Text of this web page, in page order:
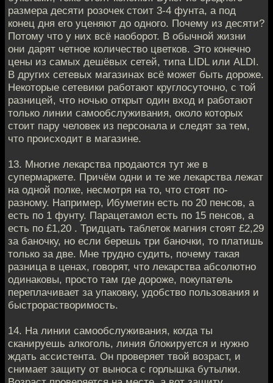
размера десяти розочек стоит 3-4 фунта, а под
конец дня его уценяют до одного. Почему из десяти?
Потому что у них всё наоборот. В обычной жизни
они дарят четное количество цветков. Это конечно
цены из самых дешёвых сетей, типа LIDL или ALDI.
В других сетевых магазинах всё может быть дороже.
Некоторые сетевики работают круглосуточно, с той
разницей, что ночью открыт один вход и работают
только линии самообслуживания, около которых
стоит пару человек из персонала и следят за тем,
что происходит в магазине.
13. Многие лекарства продаются тут же в
супермаркете. Причём одни и те же лекарства лежат
на одной полке, несмотря на то, что стоят по-
разному. Например, Ибуметин есть по 20 пенсов, а
есть по 1 фунту. Парацетамол есть по 15 пенсов, а
есть по £1,20 . Тридцать таблеток магния стоят £2,29
за баночку, но если берешь три баночки, то платишь
только за две. Мне трудно судить, почему такая
разница в ценах, говорят, что лекарства абсолютно
одинаковы, просто там где дороже, покупатель
переплачивает за упаковку, удобство пользования и
быстрорастворимость.
14. На линии самообслуживания, когда ты
сканируешь алкоголь, линия блокируется и нужно
ждать ассистента. Он проверяет твой возраст, и
снимает защиту от выноса с горлышка бутылки.